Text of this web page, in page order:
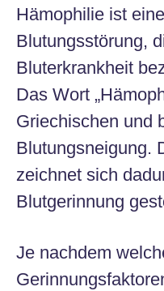
Hämophilie ist
Blutungsstörung,
Bluterkrankheit
Das Wort
Griechischen und
Blutungsneigung.
zeichnet sich
Blutgerinnung
Je nachdem